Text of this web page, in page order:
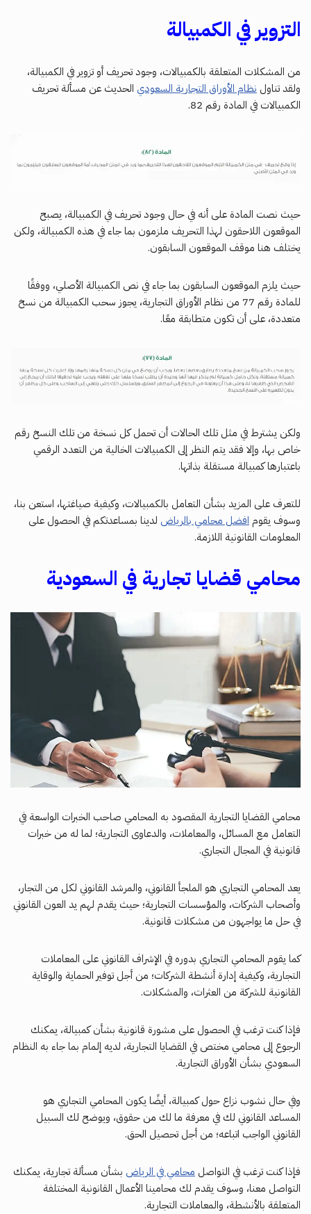
التزوير في الكمبيالة
من المشكلات المتعلقة بالكمبيالات، وجود تحريف أو تزوير في الكمبيالة،
ولقد تناول نظام الأوراق التجارية السعودي الحديث عن مسألة تحريف
الكمبيالات في المادة رقم 82.
حيث نصت المادة على أنه في حال وجود تحريف في الكمبيالة، يصبح
الموقعون اللاحقون لهذا التحريف ملزمون بما جاء في هذه الكمبيالة، ولكن
يختلف هنا موقف الموقعون السابقون.
حيث يلزم الموقعون السابقون بما جاء في نص الكمبيالة الأصلي، ووفقًا
للمادة رقم 77 من نظام الأوراق التجارية، يجوز سحب الكمبيالة من نسخ
متعددة، على أن تكون متطابقة معًا.
ولكن يشترط في مثل تلك الحالات أن تحمل كل نسخة من تلك النسخ رقم
خاص بها، وإلا فقد يتم النظر إلى الكمبيالات الخالية من التعدد الرقمي
باعتبارها كمبيالة مستقلة بذاتها.
للتعرف على المزيد بشأن التعامل بالكمبيالات، وكيفية صياغتها، استعن بنا،
وسوف يقوم افضل محامي بالرياض لدينا بمساعدتكم في الحصول على
المعلومات القانونية اللازمة.
محامي قضايا تجارية في السعودية
محامي القضايا التجارية المقصود به المحامي صاحب الخبرات الواسعة في
التعامل مع المسائل، والمعاملات، والدعاوى التجارية؛ لما له من خبرات
قانونية في المجال التجاري.
يعد المحامي التجاري هو الملجأ القانوني، والمرشد القانوني لكل من التجار،
وأصحاب الشركات، والمؤسسات التجارية؛ حيث يقدم لهم يد العون القانوني
في حل ما يواجهون من مشكلات قانونية.
كما يقوم المحامي التجاري بدوره في الإشراف القانوني على المعاملات
التجارية، وكيفية إدارة أنشطة الشركات؛ من أجل توفير الحماية والوقاية
القانونية للشركة من العثرات، والمشكلات.
فإذا كنت ترغب في الحصول على مشورة قانونية بشأن كمبيالة، يمكنك
الرجوع إلى محامي مختص في القضايا التجارية، لديه إلمام بما جاء به النظام
السعودي بشأن الأوراق التجارية.
وفي حال نشوب نزاع حول كمبيالة، أيضًا يكون المحامي التجاري هو
المساعد القانوني لك في معرفة ما لك من حقوق، ويوضح لك السبيل
القانوني الواجب اتباعه؛ من أجل تحصيل الحق.
فإذا كنت ترغب في التواصل محامي في الرياض بشأن مسألة تجارية، يمكنك
التواصل معنا، وسوف يقدم لك محامينا الأعمال القانونية المختلفة
المتعلقة بالأنشطة، والمعاملات التجارية.